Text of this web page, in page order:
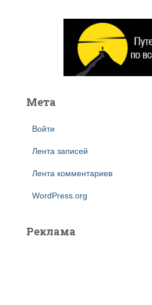
Мета
Войти
Лента записей
Лента комментариев
WordPress.org
Реклама